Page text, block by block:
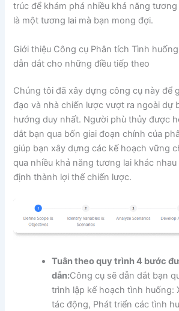
trúc để khám phá nhiều khả năng
là một tương lai mà bạn mong đợi.
Giới thiệu Công cụ Phân tích Tình
dẫn dắt cho những điều tiếp theo
Chúng tôi đã xây dựng công cụ này để
đạo và nhà chiến lược vượt ra ngoài dự
hướng duy nhất. Người phù thủy được
dắt bạn qua bốn giai đoạn chính của
giúp bạn xây dựng các kế hoạch vững
qua nhiều khả năng tương lai khác
định thành lợi thế chiến lược.
Tuân theo quy trình 4 bước
dẫn:Công cụ sẽ dẫn dắt bạn
trình lập kế hoạch tình huống:
tác động, Phát triển các tình